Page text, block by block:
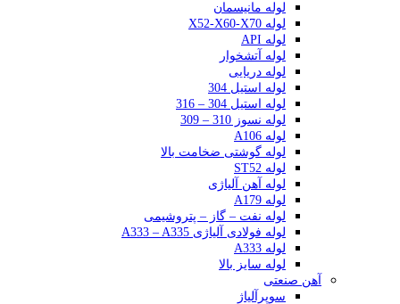
لوله مانیسمان
لوله X52-X60-X70
لوله API
لوله آتشخوار
لوله دریایی
لوله استیل 304
لوله استیل 304 – 316
لوله نسوز 310 – 309
لوله A106
لوله گوشتی ضخامت بالا
لوله ST52
لوله آهن آلیاژی
لوله A179
لوله نفت – گاز – پتروشیمی
لوله فولادی آلیاژی A333 – A335
لوله A333
لوله سایز بالا
آهن صنعتی
سوپرآلیاژ